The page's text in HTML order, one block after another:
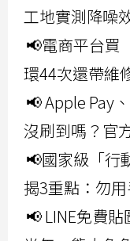
工地實測降噪
📢電商平台買
環44次還帶維
📢 Apple Pay
沒刷到嗎？官
📢國家級「行
揭3重點：勿
📢 LINE免費